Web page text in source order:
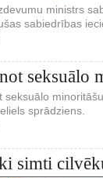
ministrs
sabiedrības
seksuālo
seksuālo
sprādziens.
simti